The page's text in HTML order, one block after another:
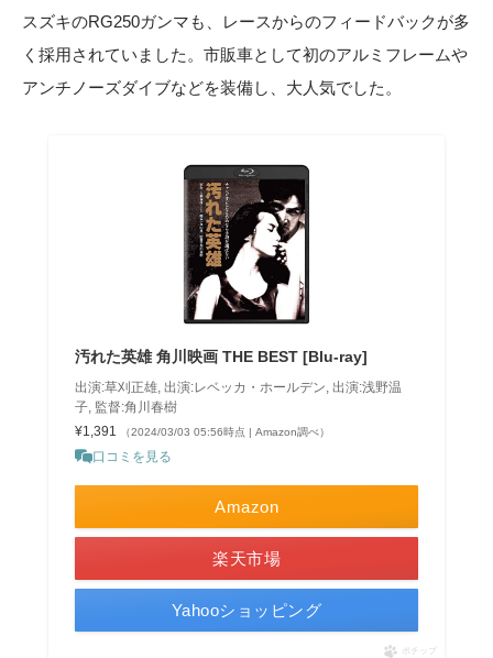
スズキのRG250ガンマも、レースからのフィードバックが多
く採用されていました。市販車として初のアルミフレームや
アンチノーズダイブなどを装備し、大人気でした。
汚れた英雄 角川映画 THE BEST [Blu-ray]
出演:草刈正雄, 出演:レベッカ・ホールデン, 出演:浅野温
子, 監督:角川春樹
¥1,391
（2024/03/03 05:56時点 | Amazon調べ）
口コミを見る
Amazon
楽天市場
Yahooショッピング
ポチップ